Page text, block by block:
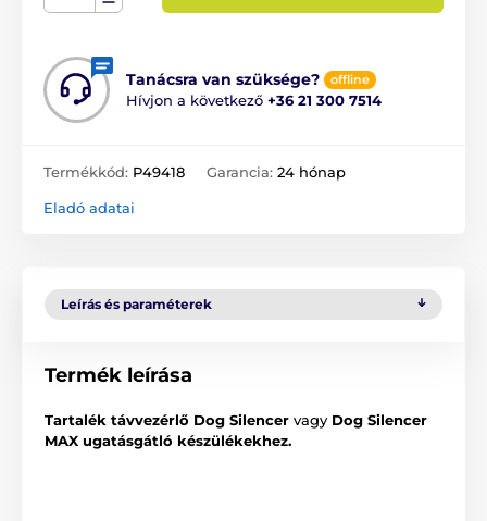
Tanácsra van szüksége? offline
Hívjon a következő +36 21 300 7514
Termékkód: P49418 Garancia: 24 hónap
Eladó adatai
Leírás és paraméterek
Termék leírása
Tartalék távvezérlő Dog Silencer vagy Dog Silencer
MAX ugatásgátló készülékekhez.